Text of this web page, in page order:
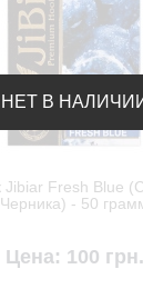
НЕТ В
Jibiar Fresh Blue
Черника) - 50
Цена: 100 грн.